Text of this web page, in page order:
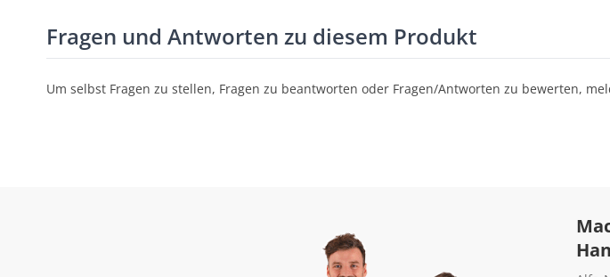
Fragen und Antworten zu diesem Produkt
Um selbst Fragen zu stellen, Fragen zu beantworten oder Fragen/Antworten zu bewerten,